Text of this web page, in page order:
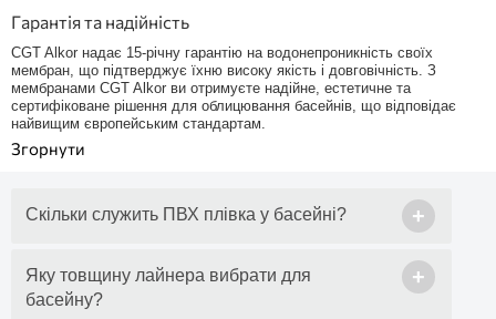
Гарантія та надійність
CGT Alkor надає 15-річну гарантію на водонепроникність своїх
мембран, що підтверджує їхню високу якість і довговічність. З
мембранами CGT Alkor ви отримуєте надійне, естетичне та
сертифіковане рішення для облицювання басейнів, що відповідає
найвищим європейським стандартам.
+
Скільки служить ПВХ плівка у басейні?
+
Яку товщину лайнера вибрати для
басейну?